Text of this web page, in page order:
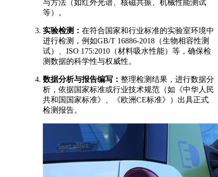
与方法（如红外光谱、核磁共振、机械性能测试
等）。
实验检测： 在符合国家和行业标准的实验室环境中
进行检测，例如GB/T 16886-2018（生物相容性测
试）、ISO 175:2010（材料吸水性能）等，确保检
测数据的科学性与权威性。
数据分析与报告编写： 整理检测结果，进行数据分
析，依据国家标准或行业技术规范（如《中华人民
共和国国家标准》、《欧洲CE标准》）出具正式
检测报告。